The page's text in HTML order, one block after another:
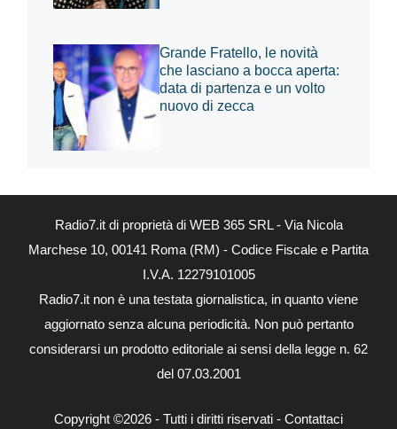
Grande Fratello, le novità
che lasciano a bocca aperta:
data di partenza e un volto
nuovo di zecca
Radio7.it di proprietà di WEB 365 SRL - Via Nicola
Marchese 10, 00141 Roma (RM) - Codice Fiscale e Partita
I.V.A. 12279101005
Radio7.it non è una testata giornalistica, in quanto viene
aggiornato senza alcuna periodicità. Non può pertanto
considerarsi un prodotto editoriale ai sensi della legge n. 62
del 07.03.2001
Copyright ©2026 - Tutti i diritti riservati - Contattaci